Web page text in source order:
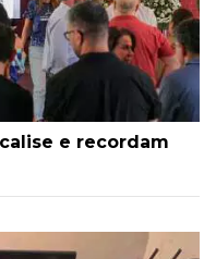
e recordam